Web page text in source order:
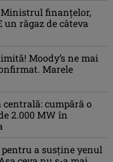
Ministrul finanțelor,
un răgaz de câteva
Moody’s ne mai
Marele
centrală: cumpără o
2.000 MW în
a susține yenul